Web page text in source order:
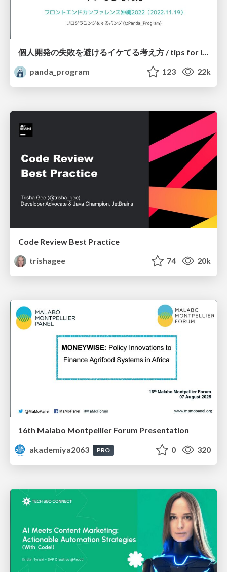
個人開発の失敗を避けるイケてる考え方 / tips for indie hackers
panda_program
123 22k
Code Review Best Practice
trishagee
74 20k
16th Malabo Montpellier Forum Presentation
akademiya2063
PRO 0 320